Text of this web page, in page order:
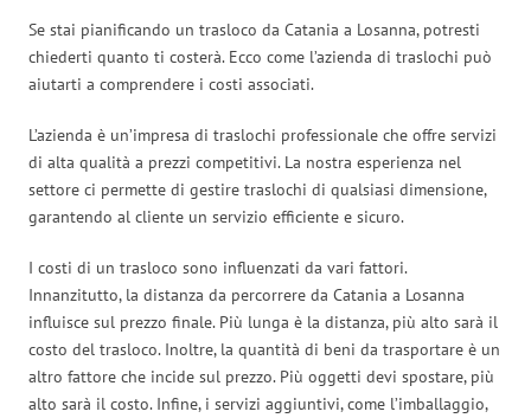
Se stai pianificando un trasloco da Catania a Losanna, potresti
chiederti quanto ti costerà. Ecco come l’azienda di traslochi può
aiutarti a comprendere i costi associati.
L’azienda è un’impresa di traslochi professionale che offre servizi
di alta qualità a prezzi competitivi. La nostra esperienza nel
settore ci permette di gestire traslochi di qualsiasi dimensione,
garantendo al cliente un servizio efficiente e sicuro.
I costi di un trasloco sono influenzati da vari fattori.
Innanzitutto, la distanza da percorrere da Catania a Losanna
influisce sul prezzo finale. Più lunga è la distanza, più alto sarà il
costo del trasloco. Inoltre, la quantità di beni da trasportare è un
altro fattore che incide sul prezzo. Più oggetti devi spostare, più
alto sarà il costo. Infine, i servizi aggiuntivi, come l’imballaggio,